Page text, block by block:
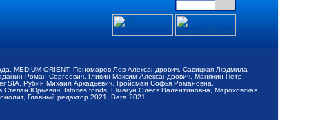
MEDIUM-ORIENT, Пономарев Лев Александрович, Савицкая Людмила
Роман Сергеевич, Гликин Максим Александрович, Маняхин Петр
Рубин Михаил Аркадьевич, Гройсман Софья Романовна,
Юрьевич, Istories fonds, Шмагун Олеся Валентиновна, Мароховская
Главный редактор 2021, Вега 2021